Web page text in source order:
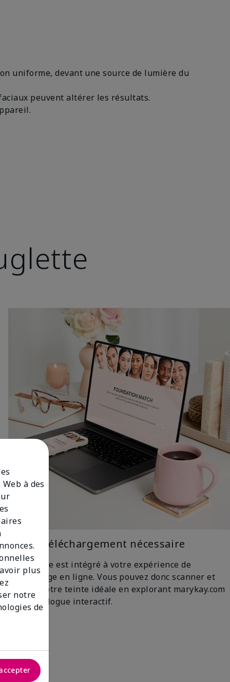
uniforme, devant une source de lumière du
peuvent altérer les résultats.
Aucun téléchargement nécessaire
Le système est intégré à votre expérience de
magasinage en ligne. Vous pouvez donc scanner et
trouver votre teinte idéale en explorant marykay.com
ou le catalogue interactif.
à des
plus
notre
de